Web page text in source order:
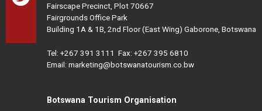
Fairscape Precinct, Plot 70667
Fairgrounds Office Park
Building 1A & 1B, 2nd Floor (East Wing) Gaborone, Botswana
Tel: +267 391 3111 Fax: +267 395 6810
Email: marketing@botswanatourism.co.bw
Botswana Tourism Organisation